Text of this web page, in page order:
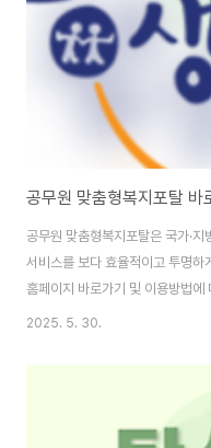
필요한 전문 지식을 습득할 수 있습
공무원 맞춤형복지포탈
공무원 맞춤형복지포탈은 국가·
서비스를 보다 효율적이고 투명
홈페이지 바로가기 및 이용방법에
탈 바로가기 :https://
이지 바로가기 공무원 맞춤형복지
2025. 5. 30.